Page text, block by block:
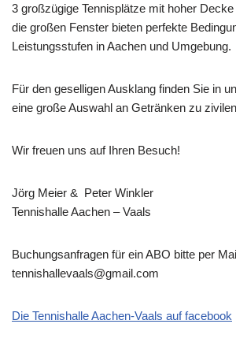
3 großzügige Tennisplätze mit hoher
die großen Fenster bieten perfekte
Leistungsstufen in Aachen und Umgebung.
Für den geselligen Ausklang finden Sie in
eine große Auswahl an Getränken zu
Wir freuen uns auf Ihren Besuch!
Jörg Meier & Peter Winkler
Tennishalle Aachen – Vaals
Buchungsanfragen für ein ABO bitte per
tennishallevaals@gmail.com
Die Tennishalle Aachen-Vaals auf facebook